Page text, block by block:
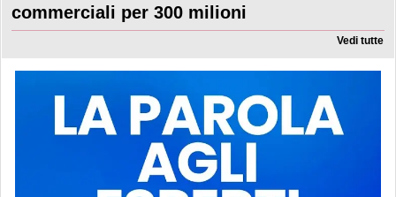
commerciali per 300 milioni
Vedi tutte